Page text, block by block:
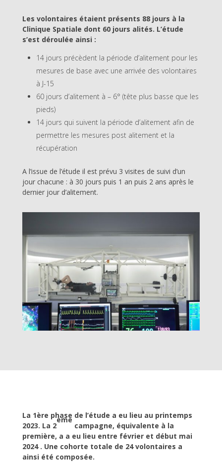
Les volontaires étaient présents 88 jours à la
Clinique Spatiale dont 60 jours alités. L’étude
s’est déroulée ainsi :
14 jours précèdent la période d’alitement pour les
mesures de base avec une arrivée des volontaires
à J-15
60 jours d’alitement à – 6° (tête plus basse que les
pieds)
14 jours qui suivent la période d’alitement afin de
permettre les mesures post alitement et la
récupération
A l’issue de l’étude il est prévu 3 visites de suivi d’un
jour chacune : à 30 jours puis 1 an puis 2 ans après le
dernier jour d’alitement.
La 1ère phase de l’étude a eu lieu au printemps
2023. La 2
ème
campagne, équivalente à la
première, a a eu lieu entre février et début mai
2024 . Une cohorte totale de 24 volontaires a
ainsi été composée.